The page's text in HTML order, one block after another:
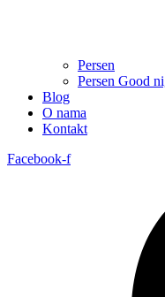
Persen
Persen Good
Blog
O nama
Kontakt
Facebook-f